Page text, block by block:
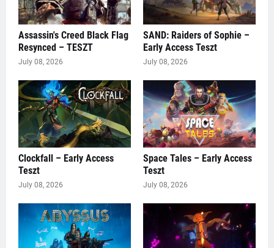
Assassin's Creed Black Flag
Resynced – TESZT
July 08, 2026
SAND: Raiders of Sophie –
Early Access Teszt
July 08, 2026
Clockfall – Early Access
Teszt
July 08, 2026
Space Tales – Early Access
Teszt
July 08, 2026